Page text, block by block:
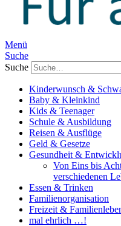
Menü
Suche
Suche
Kinderwunsch &
Baby & Kleinkind
Kids & Teenager
Schule & Ausbildung
Reisen & Ausflüge
Geld & Gesetze
Gesundheit &
Von Eins bis
verschiedenen
Essen & Trinken
Familienorganisation
Freizeit &
mal ehrlich …!